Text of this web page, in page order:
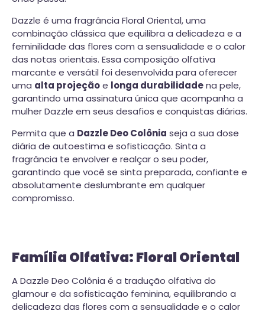
Dazzle é uma fragrância Floral Oriental, uma
combinação clássica que equilibra a delicadeza e a
feminilidade das flores com a sensualidade e o calor
das notas orientais. Essa composição olfativa
marcante e versátil foi desenvolvida para oferecer
uma alta projeçãoe longa durabilidadena pele,
garantindo uma assinatura única que acompanha a
mulher Dazzle em seus desafios e conquistas diárias.
Permita que a Dazzle Deo Colônia seja a sua dose
diária de autoestima e sofisticação. Sinta a
fragrância te envolver e realçar o seu poder,
garantindo que você se sinta preparada, confiante e
absolutamente deslumbrante em qualquer
compromisso.
Família Olfativa: Floral Oriental
A Dazzle Deo Colônia é a tradução olfativa do
glamour e da sofisticação feminina, equilibrando a
delicadeza das flores com a sensualidade e o calor